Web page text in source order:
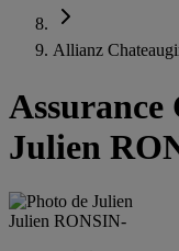
Allianz
Assurance
Julien
Julien RONSIN-